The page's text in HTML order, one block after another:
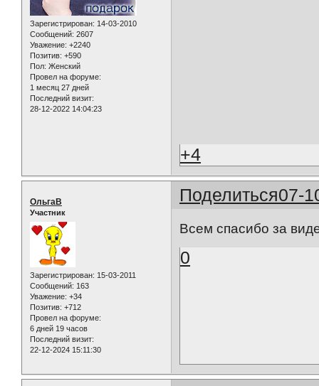
Зарегистрирован: 14-03-2010
Сообщений: 2607
Уважение: +2240
Позитив: +590
Пол: Женский
Провел на форуме:
1 месяц 27 дней
Последний визит:
28-12-2022 14:04:23
+4
Поделиться07-
ОльгаВ
Участник
Зарегистрирован: 15-03-2011
Сообщений: 163
Уважение: +34
Позитив: +712
Провел на форуме:
6 дней 19 часов
Последний визит:
22-12-2024 15:11:30
Всем спасибо за
0